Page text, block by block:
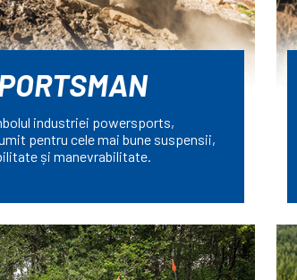
industriei powersports,
pentru cele mai bune suspensii,
și manevrabilitate.